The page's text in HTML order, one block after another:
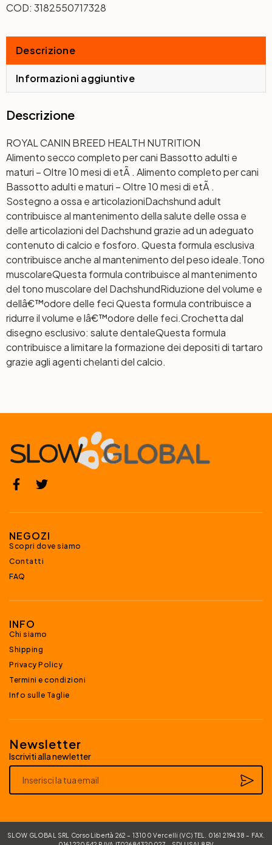
COD: 3182550717328
Descrizione
Informazioni aggiuntive
Descrizione
ROYAL CANIN BREED HEALTH NUTRITION
Alimento secco completo per cani Bassotto adulti e
maturi – Oltre 10 mesi di etÃ . Alimento completo per cani
Bassotto adulti e maturi – Oltre 10 mesi di etÃ .
Sostegno a ossa e articolazioniDachshund adult
contribuisce al mantenimento della salute delle ossa e
delle articolazioni del Dachshund grazie ad un adeguato
contenuto di calcio e fosforo. Questa formula esclusiva
contribuisce anche al mantenimento del peso ideale.Tono
muscolareQuesta formula contribuisce al mantenimento
del tono muscolare del DachshundRiduzione del volume e
dellâ€™odore delle feciQuesta formula contribuisce a
ridurre il volume e lâ€™odore delle feci.Crochetta dal
disegno esclusivo: salute dentaleQuesta formula
contribuisce a limitare la formazione dei depositi di tartaro
grazie agli agenti chelanti del calcio.
NEGOZI
Scopri dove siamo
Contatti
FAQ
INFO
Chi siamo
Shipping
Privacy Policy
Termini e condizioni
Info sulle Taglie
Newsletter
Iscriviti alla newletter
SLOW GLOBAL SRL Corso Libertà 262 – 13100 Vercelli (VC) TEL. 0161 219438 – FAX.